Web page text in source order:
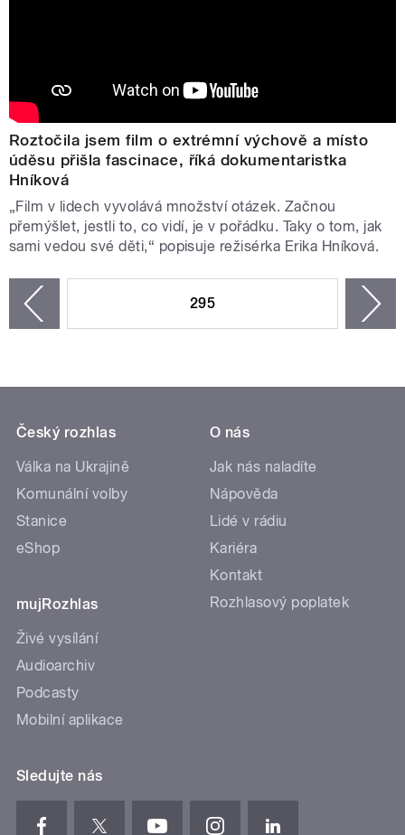
Roztočila jsem film o extrémní výchově a místo
úděsu přišla fascinace, říká dokumentaristka
Hníková
„Film v lidech vyvolává množství otázek. Začnou
přemýšlet, jestli to, co vidí, je v pořádku. Taky o tom, jak
sami vedou své děti,“ popisuje režisérka Erika Hníková.
295
Český rozhlas
Válka na Ukrajině
Komunální volby
Stanice
eShop
mujRozhlas
Živé vysílání
Audioarchiv
Podcasty
Mobilní aplikace
O nás
Jak nás naladíte
Nápověda
Lidé v rádiu
Kariéra
Kontakt
Rozhlasový poplatek
Sledujte nás